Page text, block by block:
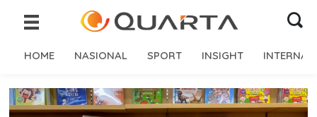
HOME NASIONAL SPORT INSIGHT